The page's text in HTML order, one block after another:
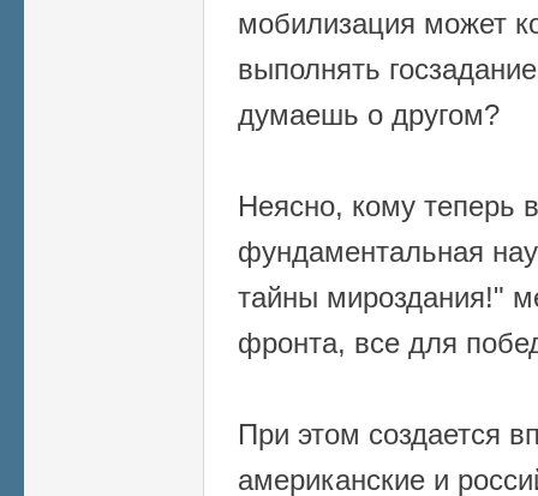
мобилизация может
выполнять
думаешь о другом?
Неясно, кому теперь
фундаментальная
тайны мироздания!"
фронта, все для
При этом создается
американские и